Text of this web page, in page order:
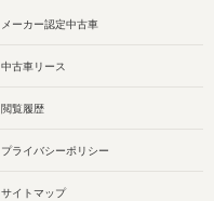
メーカー認定中古車
中古車リース
閲覧履歴
プライバシーポリシー
サイトマップ